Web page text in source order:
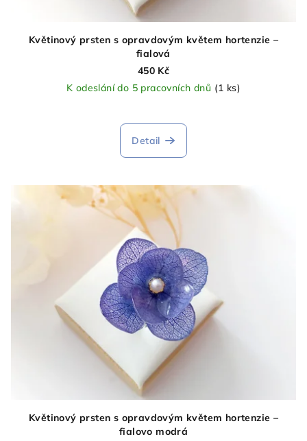
Květinový prsten s opravdovým květem hortenzie –
fialová
450 Kč
K odeslání do 5 pracovních dnů (1 ks)
Detail
Květinový prsten s opravdovým květem hortenzie –
fialovo modrá